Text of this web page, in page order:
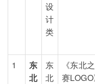
设
计
类
1
东
北
东
北
《东北
赛LOGO